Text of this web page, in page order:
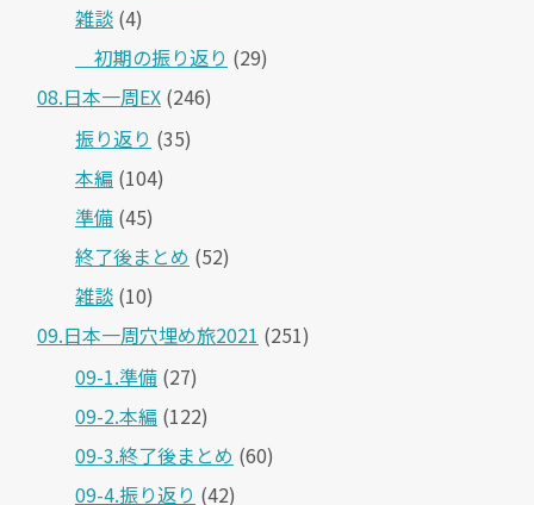
雑談 (4)
＿初期の振り返り (29)
08.日本一周EX (246)
振り返り (35)
本編 (104)
準備 (45)
終了後まとめ (52)
雑談 (10)
09.日本一周穴埋め旅2021 (251)
09-1.準備 (27)
09-2.本編 (122)
09-3.終了後まとめ (60)
09-4.振り返り (42)